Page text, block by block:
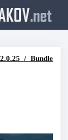
.net
/ Bundle